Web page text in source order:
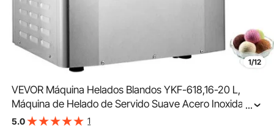
1/12
VEVOR Máquina Helados Blandos YKF-618,16-20 L,
Máquina de Helado de Servido Suave Acero Inoxidable
304, Heladeras Hacer Helado Cremoso, PVC de Grado
...
5.0 1